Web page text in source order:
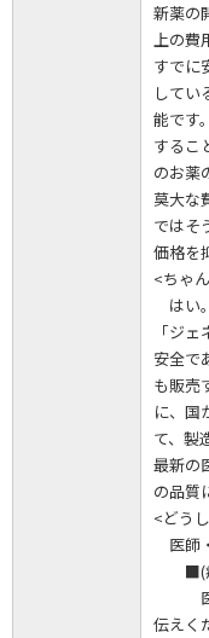
新薬の
上の費
すでに
してい
能です
するこ
のお薬
莫大な
ではそ
価格を
<ちゃ
はい
「ジ
安全で
も販売
に、国
て、製
最新の
の品質
<どう
医師
■(病
医師
伝えく